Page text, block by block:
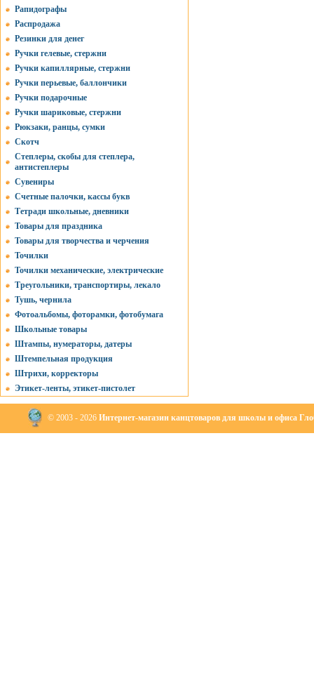
Рапидографы
Распродажа
Резинки для денег
Ручки гелевые, стержни
Ручки капиллярные, стержни
Ручки перьевые, баллончики
Ручки подарочные
Ручки шариковые, стержни
Рюкзаки, ранцы, сумки
Скотч
Степлеры, скобы для степлера,
антистеплеры
Сувениры
Счетные палочки, кассы букв
Тетради школьные, дневники
Товары для праздника
Товары для творчества и черчения
Точилки
Точилки механические, электрические
Треугольники, транспортиры, лекало
Тушь, чернила
Фотоальбомы, фоторамки, фотобумага
Школьные товары
Штампы, нумераторы, датеры
Штемпельная продукция
Штрихи, корректоры
Этикет-ленты, этикет-пистолет
© 2003 - 2026 Интернет-магазин канцтоваров для школы и офиса